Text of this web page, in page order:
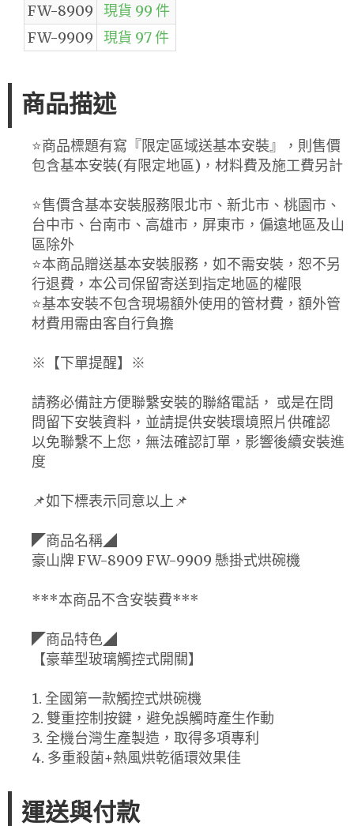
FW-8909
現貨 99 件
FW-9909
現貨 97 件
商品描述
⭐️商品標題有寫『限定區域送基本安裝』，則售價
包含基本安裝(有限定地區)，材料費及施工費另計
⭐️售價含基本安裝服務限北市、新北市、桃園市、
台中市、台南市、高雄市，屏東市，偏遠地區及山
區除外
⭐️本商品贈送基本安裝服務，如不需安裝，恕不另
行退費，本公司保留寄送到指定地區的權限
⭐️基本安裝不包含現場額外使用的管材費，額外管
材費用需由客自行負擔
※【下單提醒】※
請務必備註方便聯繫安裝的聯絡電話， 或是在問
問留下安裝資料，並請提供安裝環境照片供確認
以免聯繫不上您，無法確認訂單，影響後續安裝進
度
📌如下標表示同意以上📌
◤商品名稱◢
豪山牌 FW-8909 FW-9909 懸掛式烘碗機
***本商品不含安裝費***
◤商品特色◢
【豪華型玻璃觸控式開關】
1. 全國第一款觸控式烘碗機
2. 雙重控制按鍵，避免誤觸時產生作動
3. 全機台灣生產製造，取得多項專利
4. 多重殺菌+熱風烘乾循環效果佳
運送與付款